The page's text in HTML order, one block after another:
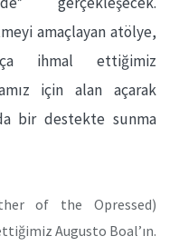
amaçlayan atölye,
ihmal ettiğimiz
için alan açarak
bir destekte sunma
of the Opressed)
Augusto Boal’ın.